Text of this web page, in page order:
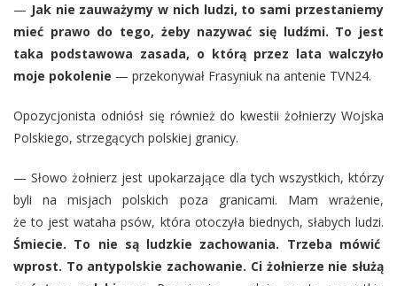
— Jak nie zauważymy w nich ludzi, to sami przestaniemy
mieć prawo do tego, żeby nazywać się ludźmi. To jest
taka podstawowa zasada, o którą przez lata walczyło
moje pokolenie — przekonywał Frasyniuk na antenie TVN24.
Opozycjonista odniósł się również do kwestii żołnierzy Wojska
Polskiego, strzegących polskiej granicy.
— Słowo żołnierz jest upokarzające dla tych wszystkich, którzy
byli na misjach polskich poza granicami. Mam wrażenie,
że to jest wataha psów, która otoczyła biednych, słabych ludzi.
Śmiecie. To nie są ludzkie zachowania. Trzeba mówić
wprost. To antypolskie zachowanie. Ci żołnierze nie służą